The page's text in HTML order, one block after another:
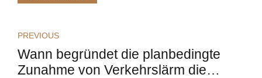
PREVIOUS
Wann begründet die planbedingte
Zunahme von Verkehrslärm die